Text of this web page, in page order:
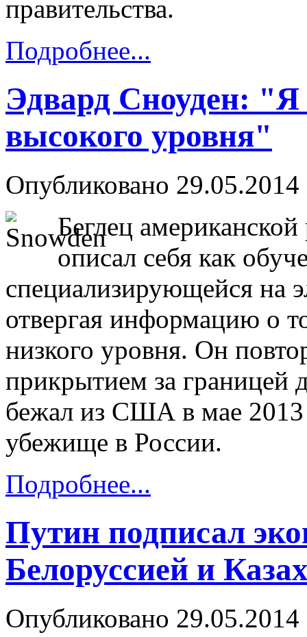
правительства.
Подробнее...
Эдвард Сноуден:
высокого уровня"
Опубликовано
Беглец
описал себя как
специализирующейся на
отвергая информацию о
низкого уровня. Он
прикрытием за
бежал из США в мае 2013
убежище в России.
Подробнее...
Путин подписал
Белоруссией и
Опубликовано